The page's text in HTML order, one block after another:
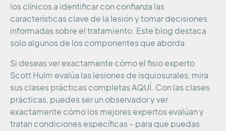
los clínicos a identificar con confianza las
características clave de la lesión y tomar decisiones
informadas sobre el tratamiento. Este blog destaca
solo algunos de los componentes que aborda.
Si deseas ver exactamente cómo el fisio experto
Scott Hulm evalúa las lesiones de isquiosurales, mira
sus clases prácticas completas AQUÍ. Con las clases
prácticas, puedes ser un observador y ver
exactamente cómo los mejores expertos evalúan y
tratan condiciones específicas – para que puedas